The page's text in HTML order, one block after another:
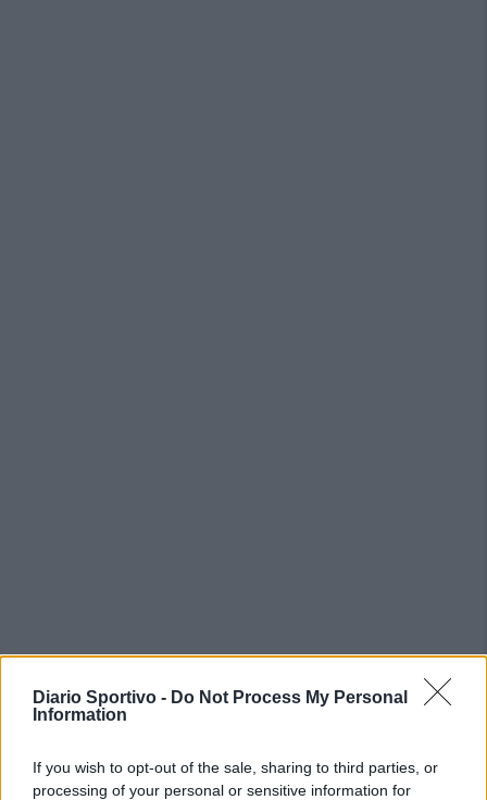
Diario Sportivo - Do Not Process My Personal
Information
If you wish to opt-out of the sale, sharing to third parties, or
processing of your personal or sensitive information for